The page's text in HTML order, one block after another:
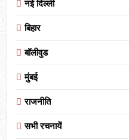
नई दिल्ली
बिहार
बॉलीवुड
मुंबई
राजनीति
सभी रचनायें